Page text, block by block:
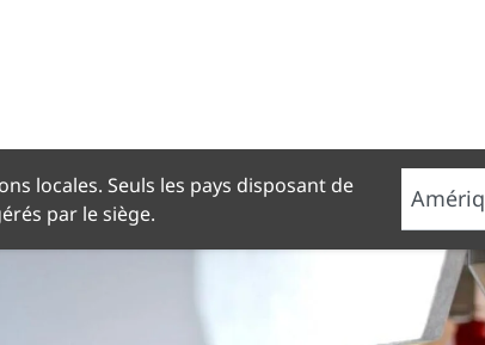
locales. Seuls les pays disposant de
par le siège.